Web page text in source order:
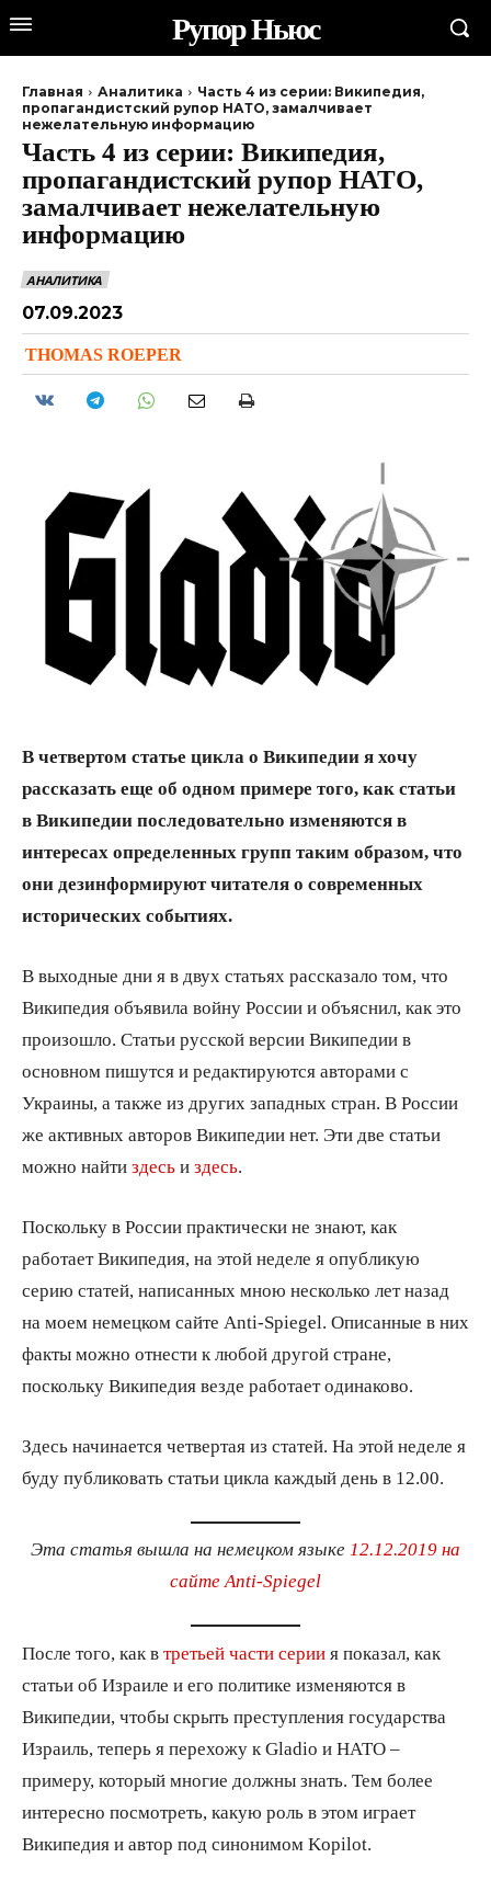
Рупор Ньюс
Главная Аналитика
Часть 4 из серии: Википедия,
пропагандистский рупор НАТО, замалчивает
нежелательную информацию
Часть 4 из серии: Википедия,
пропагандистский рупор НАТО,
замалчивает нежелательную
информацию
АНАЛИТИКА
07.09.2023
THOMAS ROEPER
В четвертом статье цикла о Википедии я хочу
рассказать еще об одном примере того, как статьи
в Википедии последовательно изменяются в
интересах определенных групп таким образом, что
они дезинформируют читателя о современных
исторических событиях.
В выходные дни я в двух статьях рассказало том, что
Википедия объявила войну России и объяснил, как это
произошло. Статьи русской версии Википедии в
основном пишутся и редактируются авторами с
Украины, а также из других западных стран. В России
же активных авторов Википедии нет. Эти две статьи
можно найти здесь и здесь
Поскольку в России практически не знают, как
работает Википедия, на этой неделе я опубликую
серию статей, написанных мною несколько лет назад
на моем немецком сайте Anti-Spiegel. Описанные в них
факты можно отнести к любой другой стране,
поскольку Википедия везде работает одинаково.
Здесь начинается четвертая из статей. На этой неделе я
буду публиковать статьи цикла каждый день в 12.00.
Эта статья вышла на немецком языке 12.12.2019 на
сайте Anti-Spiegel
После того, как в третьей части серии я показал, как
статьи об Израиле и его политике изменяются в
Википедии, чтобы скрыть преступления государства
Израиль, теперь я перехожу к Gladio и НАТО –
примеру, который многие должны знать. Тем более
интересно посмотреть, какую роль в этом играет
Википедия и автор под синонимом Kopilot.